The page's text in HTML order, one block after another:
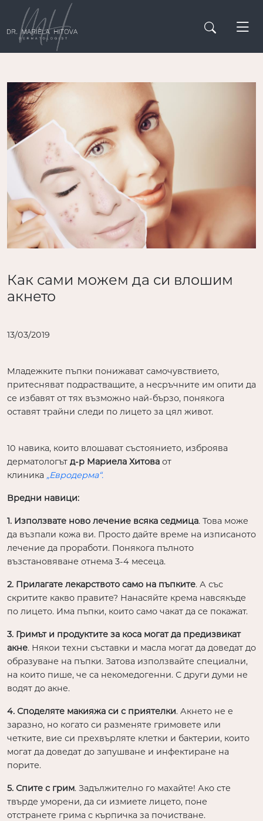
Как сами можем да си влошим
акнето
13/03/2019
Младежките пъпки понижават самочувствието,
притесняват подрастващите, а несръчните им опити да
се избавят от тях възможно най-бързо, понякога
оставят трайни следи по лицето за цял живот.
10 навика, които влошават състоянието, изброява
дерматологът д-р Мариела Хитова от
клиника „Евродерма“.
Вредни навици:
1. Използвате ново лечение всяка седмица. Това може
да възпали кожа ви. Просто дайте време на изписаното
лечение да проработи. Понякога пълното
възстановяване отнема 3-4 месеца.
2. Прилагате лекарството само на пъпките. А със
скритите какво правите? Нанасяйте крема навсякъде
по лицето. Има пъпки, които само чакат да се покажат.
3. Гримът и продуктите за коса могат да предизвикат
акне. Някои техни съставки и масла могат да доведат до
образуване на пъпки. Затова използвайте специални,
на които пише, че са некомедогенни. С други думи не
водят до акне.
4. Споделяте макияжа си с приятелки. Акнето не е
заразно, но когато си разменяте гримовете или
четките, вие си прехвърляте клетки и бактерии, които
могат да доведат до запушване и инфектиране на
порите.
5. Спите с грим. Задължително го махайте! Ако сте
твърде уморени, да си измиете лицето, поне
отстранете грима с кърпичка за почистване.